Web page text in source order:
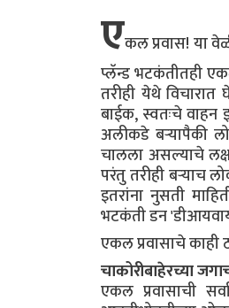
एकल प्रवास! या
प्लॅन्ड भटकंतीतही
तरीही येथे
बाईक, स्वतःचे वाहन
अलीकडे बऱ्यापैकी
चालला असल्याचे
परंतु तरीही बऱ्याच
इतरांना नुसती
भटकंती डन
एकल प्रवासाचे
चाकोरीबाहेरच्या
एकल प्रवासाची